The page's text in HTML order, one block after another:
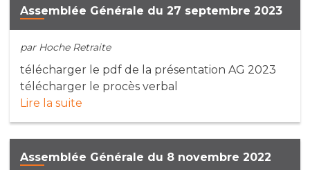
Assemblée Générale du 27 septembre 2023
par Hoche Retraite
télécharger le pdf de la présentation AG 2023
télécharger le procès verbal
Lire la suite
Assemblée Générale du 8 novembre 2022